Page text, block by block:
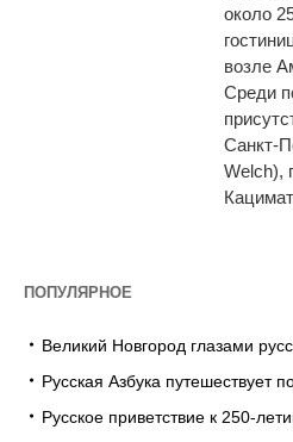
около
возле
Среди
Санкт-
Welch),
ПОПУЛЯРНОЕ
Великий Новгород глазами
Русская Азбука путешествует
Русское приветствие к 250-